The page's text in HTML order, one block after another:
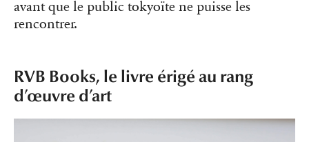
avant que le public tokyoïte ne puisse les
rencontrer.
RVB Books, le livre érigé au rang
d’œuvre d’art